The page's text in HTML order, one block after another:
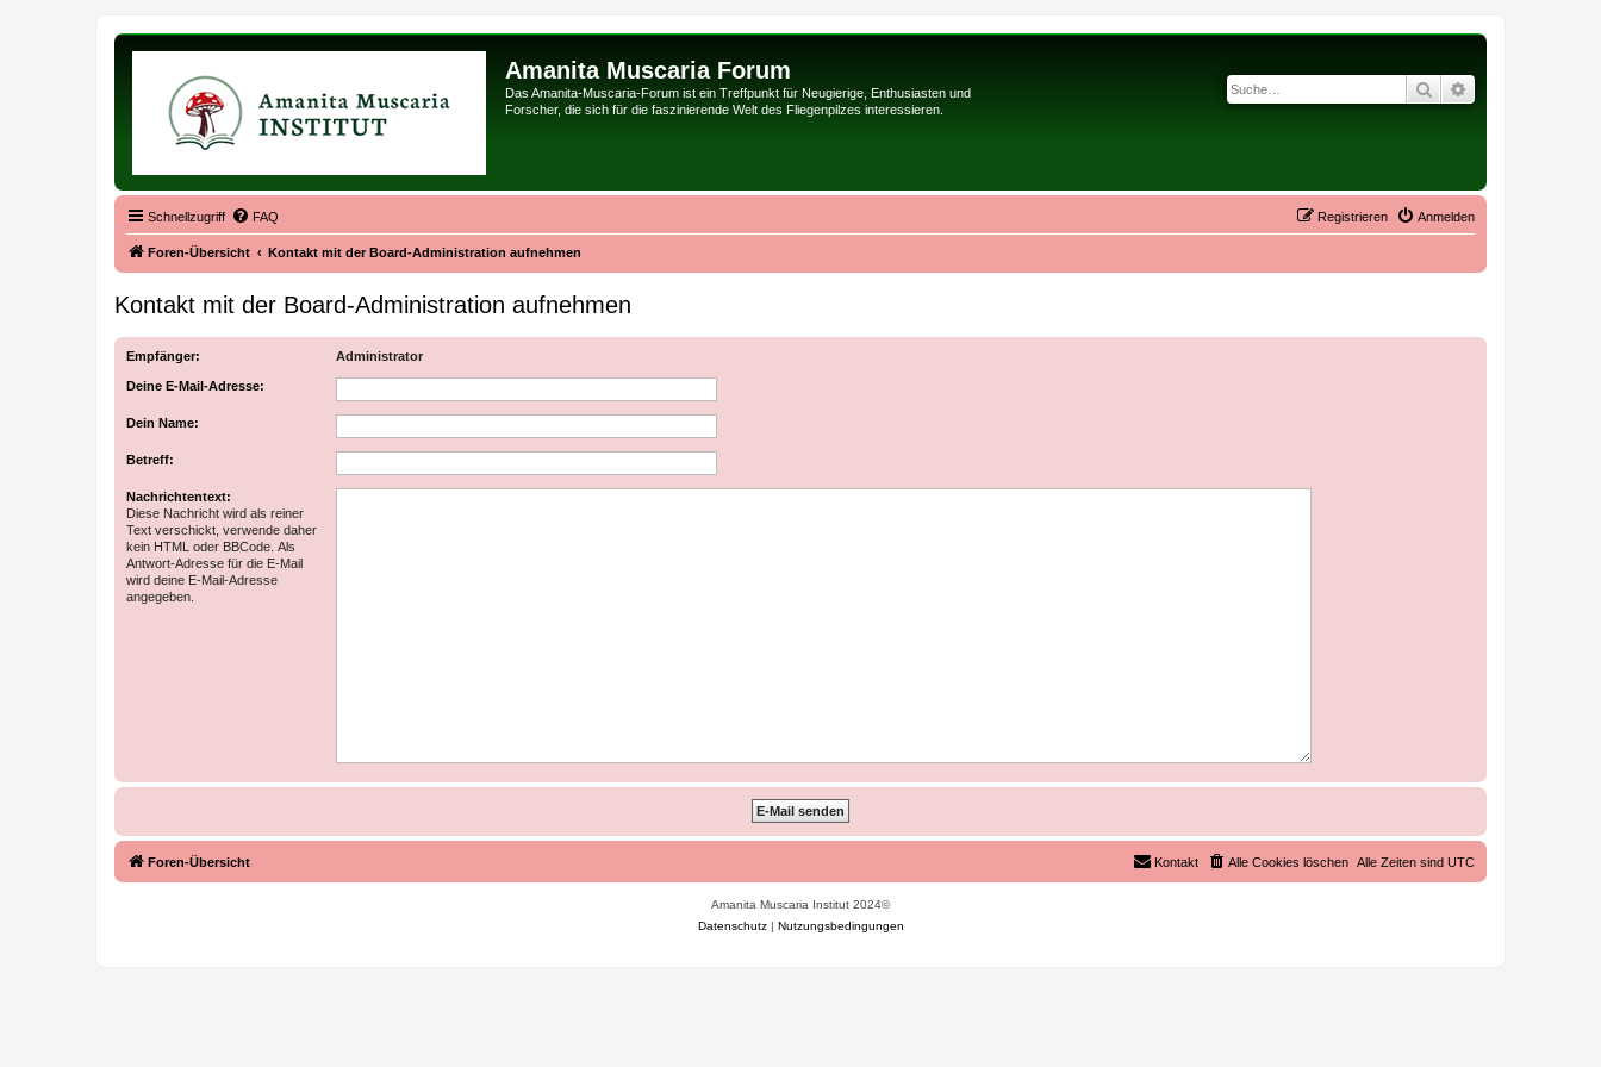
Amanita Muscaria Forum
Das Amanita-Muscaria-Forum ist ein Treffpunkt für Neugierige, Enthusiasten und
Forscher, die sich für die faszinierende Welt des Fliegenpilzes interessieren.
Suche
Schnellzugriff FAQ Anmelden
Registrieren
Foren-Übersicht Kontakt mit der Board-Administration aufnehmen
Kontakt mit der Board-Administration aufnehmen
Empfänger: Administrator
Deine E-Mail-Adresse:
Dein Name:
Betreff:
Nachrichtentext:
Diese Nachricht wird als reiner
Text verschickt, verwende daher
kein HTML oder BBCode. Als
Antwort-Adresse für die E-Mail
wird deine E-Mail-Adresse
angegeben.
Foren-Übersicht Alle Zeiten sind UTC
Alle Cookies löschen
Kontakt
Amanita Muscaria Institut 2024©
Datenschutz| Nutzungsbedingungen